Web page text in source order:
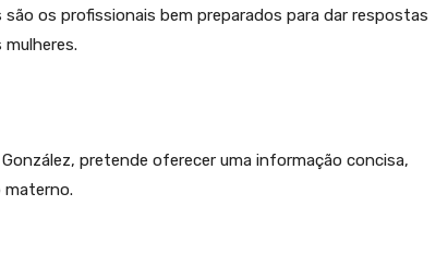
os profissionais bem preparados para dar respostas
pretende oferecer uma informação concisa,
materno.